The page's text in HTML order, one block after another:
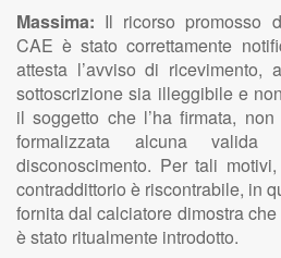
Massima: Il ricorso promosso
CAE è stato correttamente
attesta l’avviso di
sottoscrizione sia illeggibile e
il soggetto che l’ha firmata,
formalizzata alcuna
disconoscimento. Per tali
contraddittorio è riscontrabile, in
fornita dal calciatore dimostra
è stato ritualmente introdotto.